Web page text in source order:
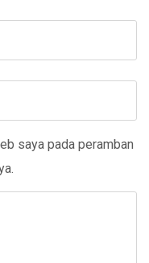
saya pada peramban